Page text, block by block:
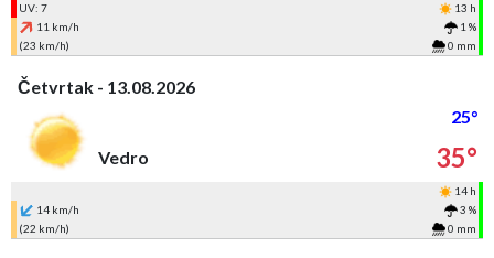
UV: 7
13 h
11 km/h
1 %
(23 km/h)
0 mm
Četvrtak - 13.08.2026
25°
Vedro
35°
14 h
14 km/h
3 %
(22 km/h)
0 mm